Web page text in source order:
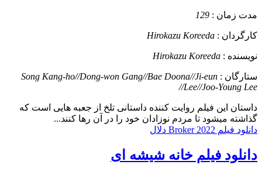
مدت زمان : 129
کارگردان : Hirokazu Koreeda
نویسنده : Hirokazu Koreeda
ستارگان : Song Kang-ho//Dong-won Gang//Bae Doona//Ji-eun
Lee//Joo-Young Lee//
داستان این فیلم روایت کننده داستانی تلخ از جعبه هایی است که
گذاشته میشود تا مردم نوزادان خود را در آن رها کنند...
دانلود فیلم Broker 2022 دلال
دانلود فیلم خانه شیشه ای